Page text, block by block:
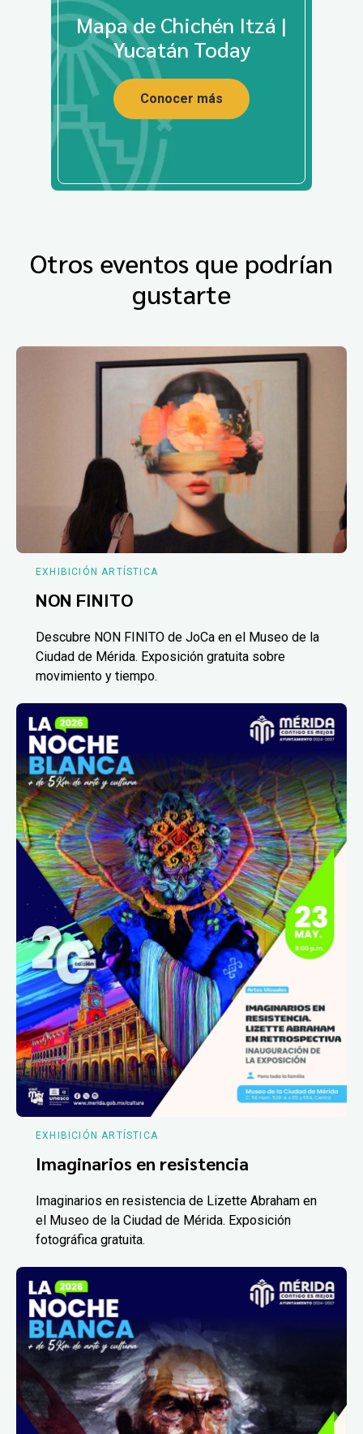
Mapa de Chichén Itzá |
Yucatán Today
Conocer más
Otros eventos que podrían
gustarte
EXHIBICIÓN ARTÍSTICA
NON FINITO
Descubre NON FINITO de JoCa en el Museo de la
Ciudad de Mérida. Exposición gratuita sobre
movimiento y tiempo.
EXHIBICIÓN ARTÍSTICA
Imaginarios en resistencia
Imaginarios en resistencia de Lizette Abraham en
el Museo de la Ciudad de Mérida. Exposición
fotográfica gratuita.